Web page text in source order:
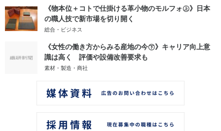
《物本位＋コトで仕掛ける革小物のモルフォ㊤》日本
の職人技で新市場を切り開く
総合・ビジネス
《女性の働き方からみる産地の今㊦》キャリア向上意
識は高く 評価や設備改善要求も
素材・製造・商社